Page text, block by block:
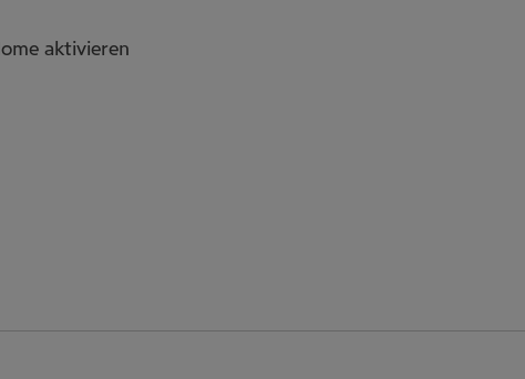
aktivieren